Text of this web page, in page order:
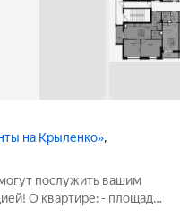
на Крыленко»,
послужить вашим
О квартире: - площадь